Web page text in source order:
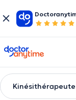
doctoranytime
Kinésithérapeute